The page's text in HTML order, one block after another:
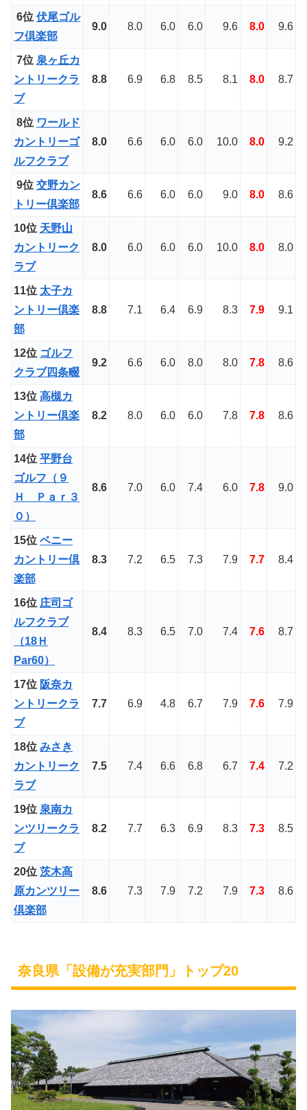
6位 伏尾ゴル
フ倶楽部
9.0 8.0 6.0 6.0 9.6 8.0 9.6
7位 泉ヶ丘カ
ントリークラ
ブ
8.8 6.9 6.8 8.5 8.1 8.0 8.7
8位 ワールド
カントリーゴ
ルフクラブ
8.0 6.6 6.0 6.0 10.0 8.0 9.2
9位 交野カン
トリー倶楽部
8.6 6.6 6.0 6.0 9.0 8.0 8.6
10位 天野山
カントリーク
ラブ
8.0 6.0 6.0 6.0 10.0 8.0 8.0
11位 太子カ
ントリー倶楽
部
8.8 7.1 6.4 6.9 8.3 7.9 9.1
12位 ゴルフ
クラブ四条畷
9.2 6.6 6.0 8.0 8.0 7.8 8.6
13位 高槻カ
ントリー倶楽
部
8.2 8.0 6.0 6.0 7.8 7.8 8.6
14位 平野台
ゴルフ（９
Ｈ Ｐａｒ３
０）
8.6 7.0 6.0 7.4 6.0 7.8 9.0
15位 ベニー
カントリー倶
楽部
8.3 7.2 6.5 7.3 7.9 7.7 8.4
16位 庄司ゴ
ルフクラブ
（18Ｈ
Par60）
8.4 8.3 6.5 7.0 7.4 7.6 8.7
17位 阪奈カ
ントリークラ
ブ
7.7 6.9 4.8 6.7 7.9 7.6 7.9
18位 みさき
カントリーク
ラブ
7.5 7.4 6.6 6.8 6.7 7.4 7.2
19位 泉南カ
ンツリークラ
ブ
8.2 7.7 6.3 6.9 8.3 7.3 8.5
20位 茨木高
原カンツリー
倶楽部
8.6 7.3 7.9 7.2 7.9 7.3 8.6
奈良県「設備が充実部門」トップ20